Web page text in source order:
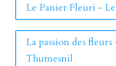
Le Panier Fleuri -
La passion des fleurs
Thumesnil